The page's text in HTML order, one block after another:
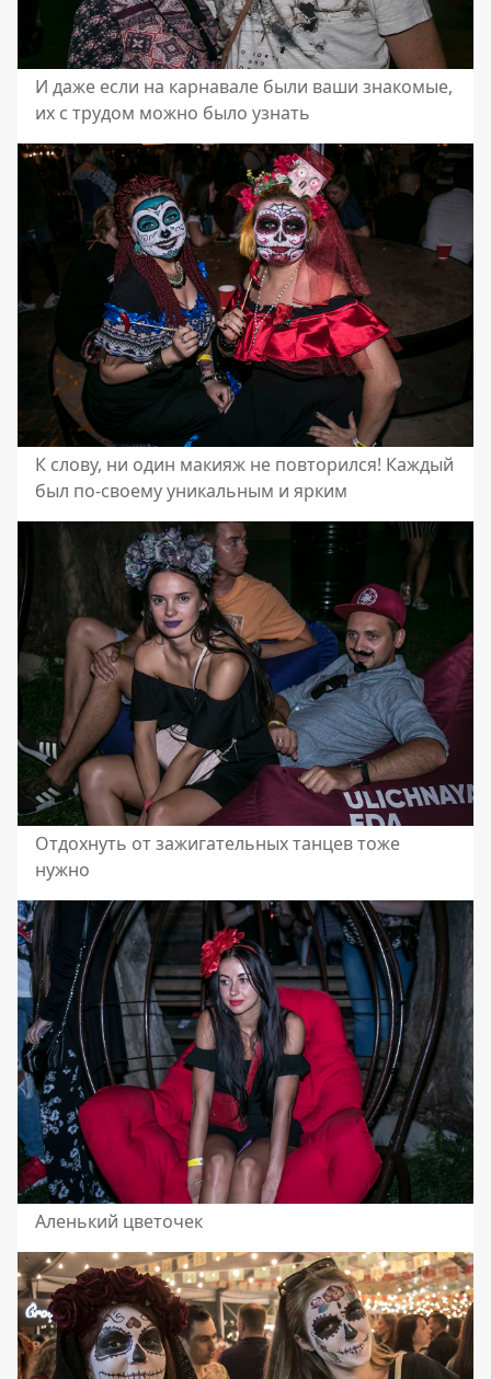
И даже если на карнавале были ваши знакомые,
их с трудом можно было узнать
К слову, ни один макияж не повторился! Каждый
был по-своему уникальным и ярким
Отдохнуть от зажигательных танцев тоже
нужно
Аленький цветочек